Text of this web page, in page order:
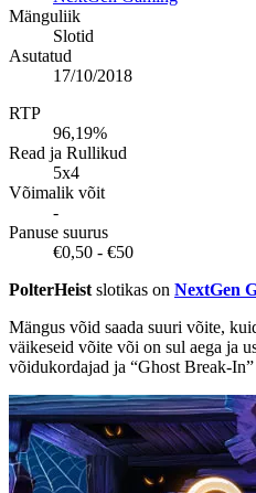
Mänguliik
Slotid
Asutatud
17/10/2018
RTP
96,19%
Read ja Rullikud
5x4
Võimalik võit
-
Panuse suurus
€0,50 - €50
PolterHeist slotikas on NextGen
Mängus võid saada suuri võite,
väikeseid võite või on sul aega ja
võidukordajad ja “Ghost Break-